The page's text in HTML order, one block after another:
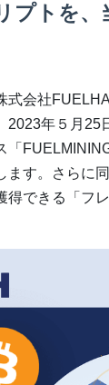
プトを、
会社
2023年５⽉25
「
ます。さらに
得できる「フ